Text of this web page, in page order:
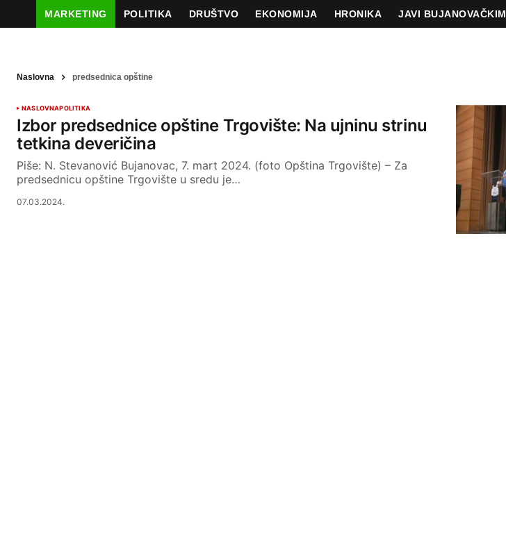
MARKETING POLITIKA DRUŠTVO EKONOMIJA HRONIKA JAVI BUJANOVAČKIM
Naslovna predsednica opštine
NASLOVNAPOLITIKA
Izbor predsednice opštine Trgovište: Na ujninu strinu
tetkina deveričina
Piše: N. Stevanović Bujanovac, 7. mart 2024. (foto Opština Trgovište) – Za
predsednicu opštine Trgovište u sredu je…
07.03.2024.